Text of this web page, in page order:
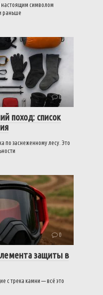
символом
раньше
0
поход: список
по заснеженному лесу. Это
0
защиты в
с трека камни — всё это